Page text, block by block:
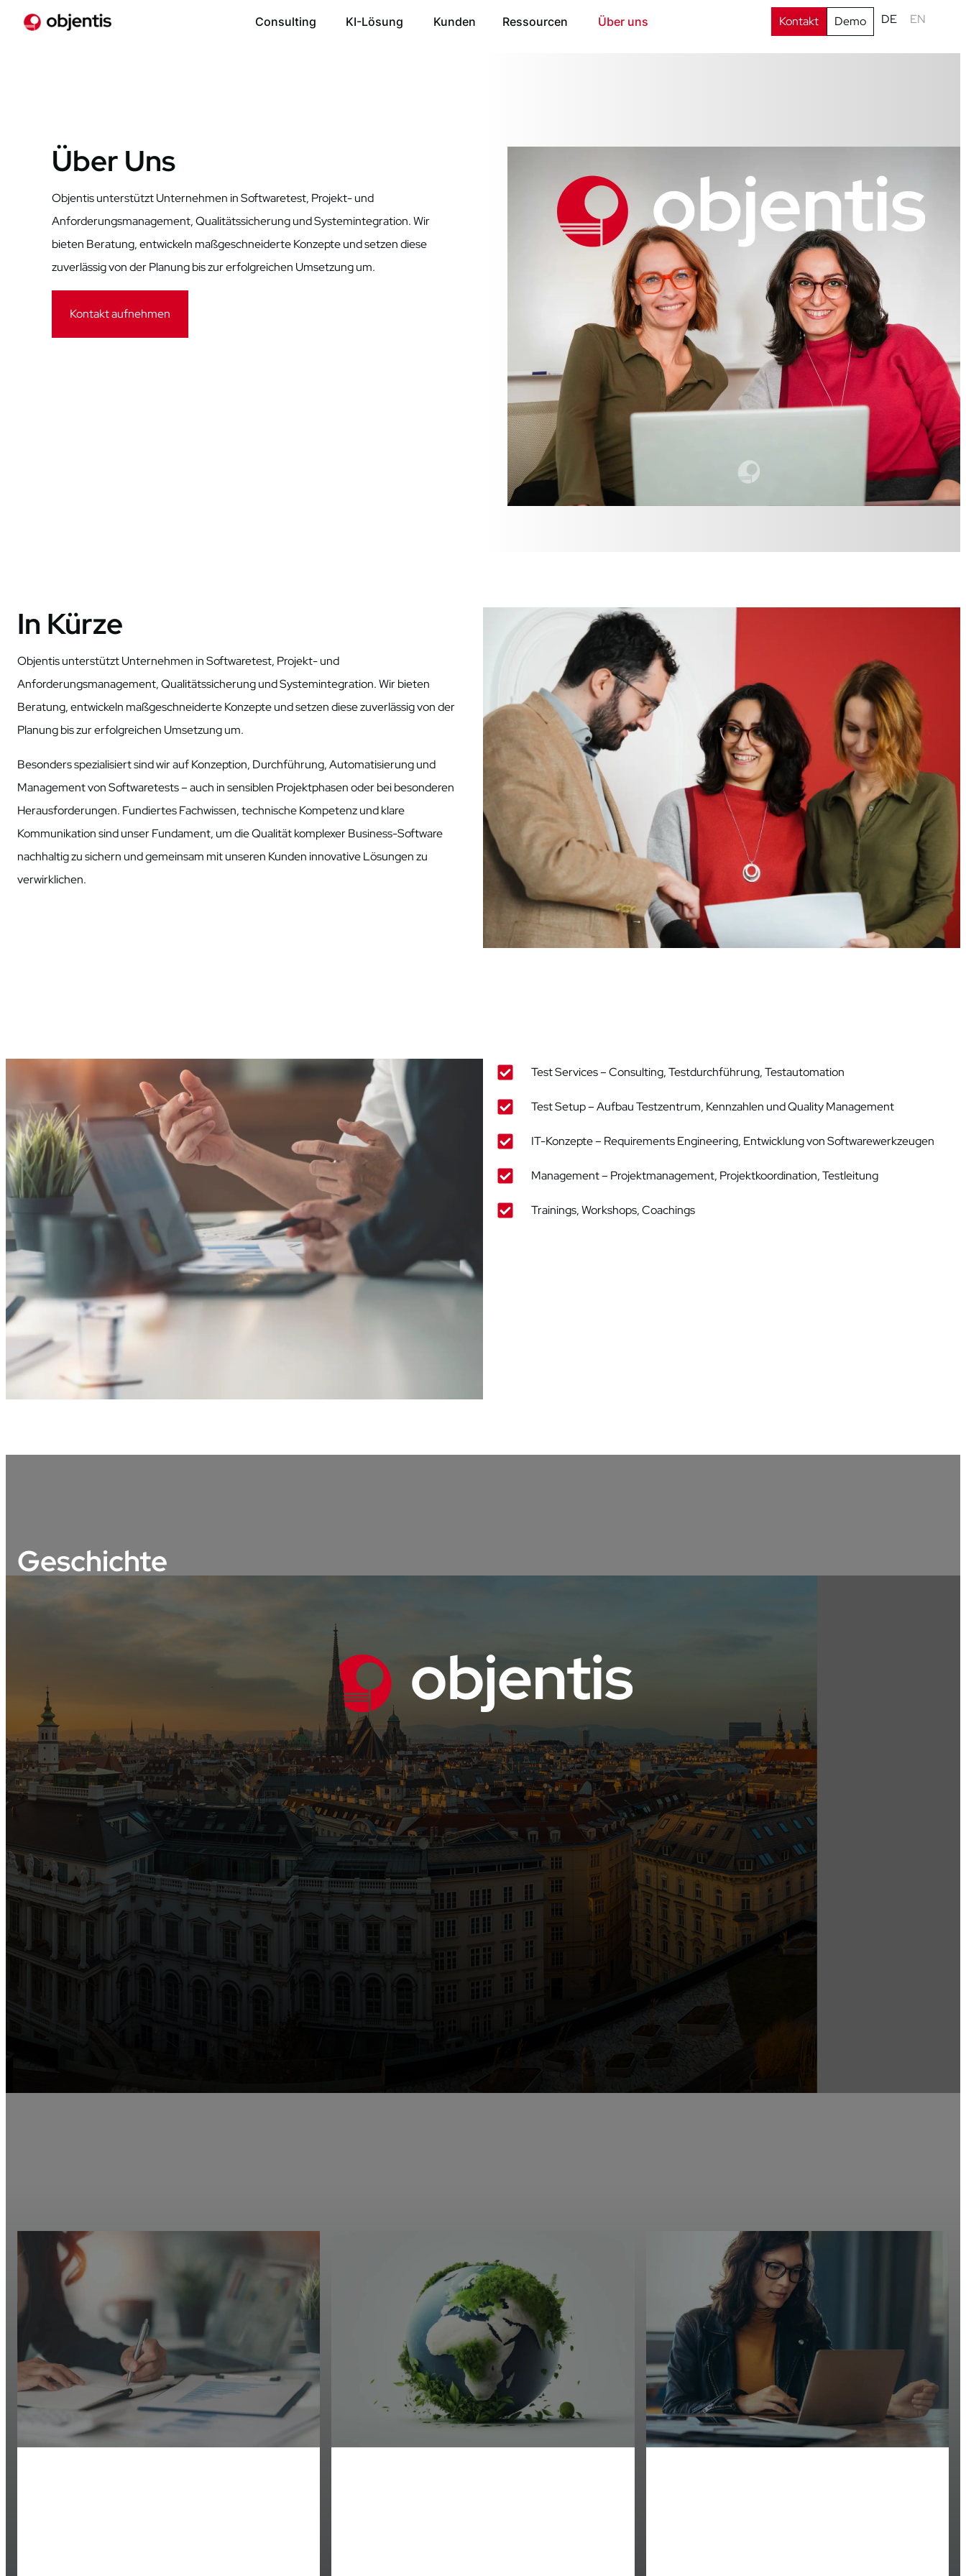
Consulting KI-Lösung Kunden Ressourcen Über uns Kontakt Demo DE EN
Über Uns
Objentis unterstützt Unternehmen in Softwaretest, Projekt- und
Anforderungsmanagement, Qualitätssicherung und Systemintegration. Wir
bieten Beratung, entwickeln maßgeschneiderte Konzepte und setzen diese
zuverlässig von der Planung bis zur erfolgreichen Umsetzung um.
Kontakt aufnehmen
In Kürze
Objentis unterstützt Unternehmen in Softwaretest, Projekt- und
Anforderungsmanagement, Qualitätssicherung und Systemintegration. Wir bieten
Beratung, entwickeln maßgeschneiderte Konzepte und setzen diese zuverlässig von der
Planung bis zur erfolgreichen Umsetzung um.
Besonders spezialisiert sind wir auf Konzeption, Durchführung, Automatisierung und
Management von Softwaretests – auch in sensiblen Projektphasen oder bei besonderen
Herausforderungen. Fundiertes Fachwissen, technische Kompetenz und klare
Kommunikation sind unser Fundament, um die Qualität komplexer Business-Software
nachhaltig zu sichern und gemeinsam mit unseren Kunden innovative Lösungen zu
verwirklichen.
Test Services – Consulting, Testdurchführung, Testautomation
Test Setup – Aufbau Testzentrum, Kennzahlen und Quality Management
IT-Konzepte – Requirements Engineering, Entwicklung von Softwarewerkzeugen
Management – Projektmanagement, Projektkoordination, Testleitung
Trainings, Workshops, Coachings
Geschichte